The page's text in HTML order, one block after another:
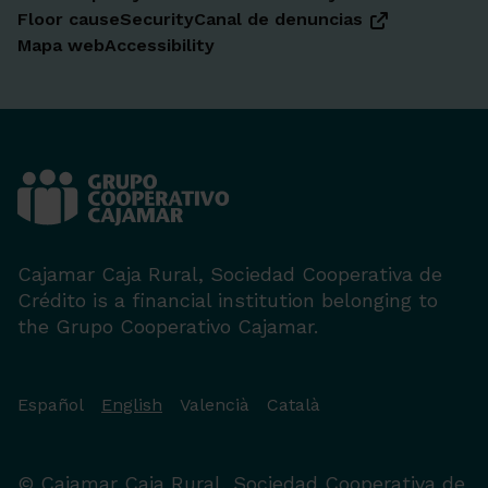
Floor causeSecurityCanal de denuncias
Mapa webAccessibility
Cajamar Caja Rural, Sociedad Cooperativa de
Crédito is a financial institution belonging to
the Grupo Cooperativo Cajamar.
Español English Valencià Català
© Cajamar Caja Rural, Sociedad Cooperativa de